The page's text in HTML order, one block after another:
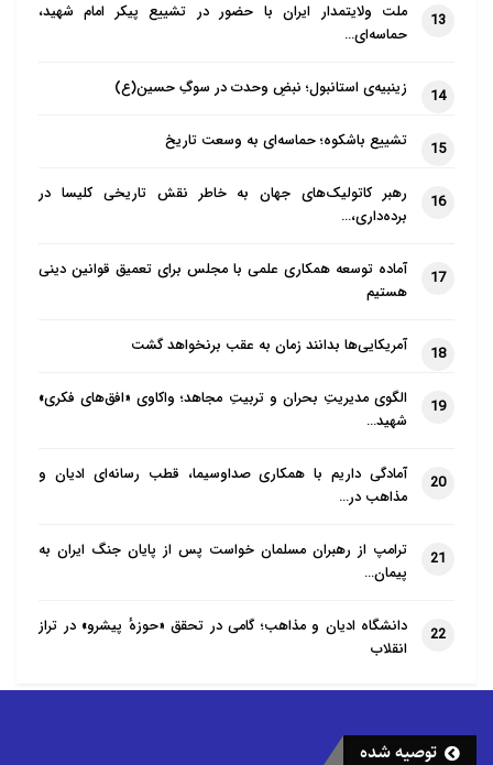
13
ملت ولایتمدار ایران با حضور در تشییع پیکر امام شهید،
حماسه‌ای…
14 زینبیه‌ی استانبول؛ نبضِ وحدت در سوگِ حسین(ع)
15 تشییع باشکوه؛ حماسه‌ای به وسعت تاریخ
16
رهبر کاتولیک‌های جهان به خاطر نقش تاریخی کلیسا در
برده‌داری،…
17
آماده توسعه همکاری علمی با مجلس برای تعمیق قوانین دینی
هستیم
18 آمریکایی‌ها بدانند زمان به عقب برنخواهد گشت
19
الگوی مدیریتِ بحران و تربیتِ مجاهد؛ واکاوی «افق‌های فکری»
شهید…
20
آمادگی داریم با همکاری صداوسیما، قطب رسانه‌ای ادیان و
مذاهب در…
21
ترامپ از رهبران مسلمان خواست پس از پایان جنگ ایران به
پیمان…
22
دانشگاه ادیان و مذاهب؛ گامی در تحقق «حوزهٔ پیشرو» در تراز
انقلاب
توصیه شده